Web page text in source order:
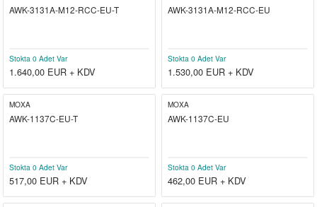
Anahtarlar
AWK-3131A-M12-RCC-EU-T
Stokta 0 Adet Var
1.640,00 EUR + KDV
AWK-3131A-M12-RCC-EU
Stokta 0 Adet Var
1.530,00 EUR + KDV
MOXA
AWK-1137C-EU-T
Stokta 0 Adet Var
517,00 EUR + KDV
MOXA
AWK-1137C-EU
Stokta 0 Adet Var
462,00 EUR + KDV